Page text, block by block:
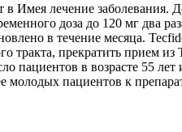
лечение заболевания.
доза до 120 мг
в течение месяца.
тракта, прекратить прием
пациентов в возрасте 55
пациентов к